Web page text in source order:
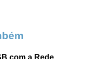
com a Rede